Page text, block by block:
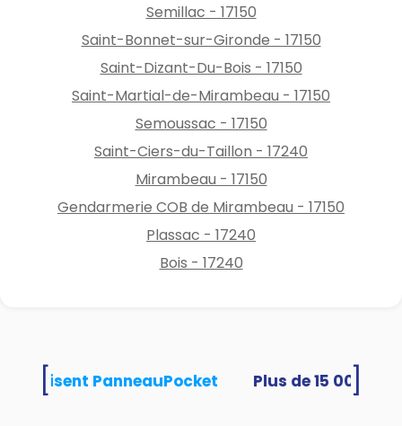
Semillac - 17150
Saint-Bonnet-sur-Gironde - 17150
Saint-Dizant-Du-Bois - 17150
Saint-Martial-de-Mirambeau - 17150
Semoussac - 17150
Saint-Ciers-du-Taillon - 17240
Mirambeau - 17150
Gendarmerie COB de Mirambeau - 17150
Plassac - 17240
Bois - 17240
utilisent PanneauPocket